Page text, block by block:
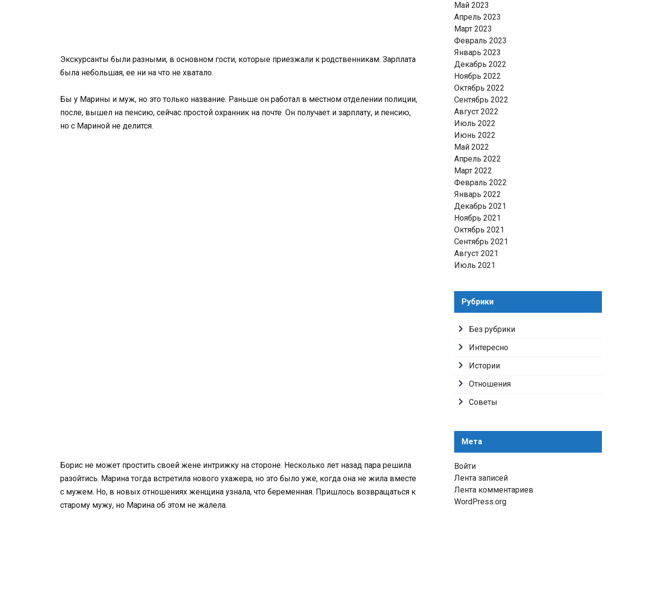
Экскурсанты были разными, в основном гости, которые приезжали к родственникам. Зарплата
была небольшая, ее ни на что не хватало.
Бы у Марины и муж, но это только название. Раньше он работал в местном отделении полиции,
после, вышел на пенсию, сейчас простой охранник на почте. Он получает и зарплату, и пенсию,
но с Мариной не делится.
Борис не может простить своей жене интрижку на стороне. Несколько лет назад пара решила
разойтись. Марина тогда встретила нового ухажера, но это было уже, когда она не жила вместе
с мужем. Но, в новых отношениях женщина узнала, что беременная. Пришлось возвращаться к
старому мужу, но Марина об этом не жалела.
Май 2023
Апрель 2023
Март 2023
Февраль 2023
Январь 2023
Декабрь 2022
Ноябрь 2022
Октябрь 2022
Сентябрь 2022
Август 2022
Июль 2022
Июнь 2022
Май 2022
Апрель 2022
Март 2022
Февраль 2022
Январь 2022
Декабрь 2021
Ноябрь 2021
Октябрь 2021
Сентябрь 2021
Август 2021
Июль 2021
Рубрики
Без рубрики
Интересно
Истории
Отношения
Советы
Мета
Войти
Лента записей
Лента комментариев
WordPress.org